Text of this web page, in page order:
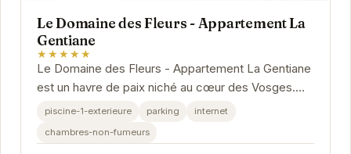
Le Domaine des Fleurs - Appartement La
Gentiane
★★★★★
Le Domaine des Fleurs - Appartement La Gentiane
est un havre de paix niché au cœur des Vosges.
Offrant un cadre idyllique pour des vacances...
piscine-1-exterieure parking
internet
chambres-non-fumeurs